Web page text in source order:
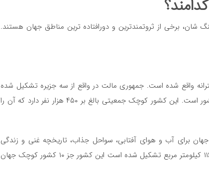
برخی از ثروتمندترین و دورافتاده ترین مناطق جهان هستند.
واقع شده است. جمهوری مالت در واقع از سه جزیره تشکیل شده
است:کومینو ،گوزو و مالت، بزرگ ترین جزیره این کشور است. این کشور کوچک جمعیتی بالغ بر ۴۵۰ هزار نفر دارد که آن را
برای آب و هوای آفتابی، سواحل جذاب، تاریخچه غنی و زندگی
شبانه پر جنب و جوش به مالت می رسند. مالت از ۱۱۶ کیلومتر مربع تشکیل شده است این کشور جز ۱۰ کشور کوچک جهان